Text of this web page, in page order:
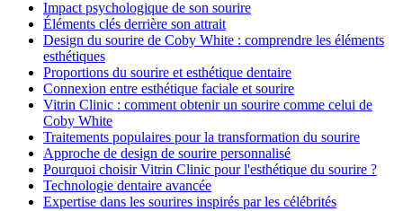
Impact psychologique de son sourire
Éléments clés derrière son attrait
Design du sourire de Coby White : comprendre les éléments
esthétiques
Proportions du sourire et esthétique dentaire
Connexion entre esthétique faciale et sourire
Vitrin Clinic : comment obtenir un sourire comme celui de
Coby White
Traitements populaires pour la transformation du sourire
Approche de design de sourire personnalisé
Pourquoi choisir Vitrin Clinic pour l'esthétique du sourire ?
Technologie dentaire avancée
Expertise dans les sourires inspirés par les célébrités